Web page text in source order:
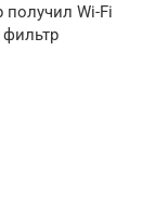
Wi-Fi